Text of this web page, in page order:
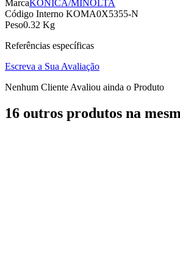
MarcaKONICA/MINOLTA
Código Interno KOMA0X5355-N
Peso0.32 Kg
Referências específicas
Escreva a Sua Avaliação
Nenhum Cliente Avaliou ainda o Produto
16 outros produtos na